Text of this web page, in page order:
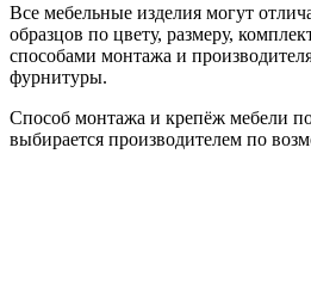
Все мебельные изделия могут
образцов по цвету, размеру,
способами монтажа и
фурнитуры.
Способ монтажа и крепёж мебели
выбирается производителем по